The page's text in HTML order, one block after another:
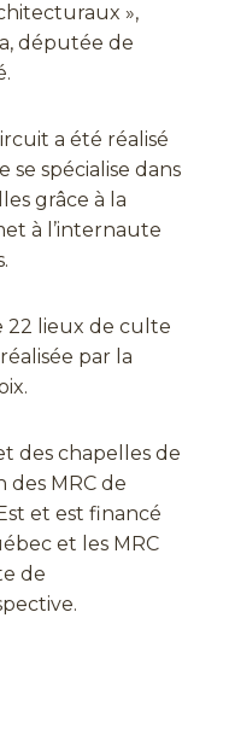
»,
députée de
a été réalisé
se spécialise dans
grâce à la
à l’internaute
22 lieux de culte
par la
des chapelles de
des MRC de
et est financé
et les MRC
de